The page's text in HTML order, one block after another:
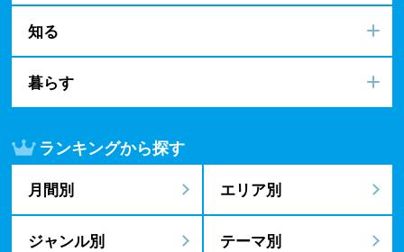
知る
暮らす
ランキングから探す
月間別 エリア別
ジャンル別 テーマ別